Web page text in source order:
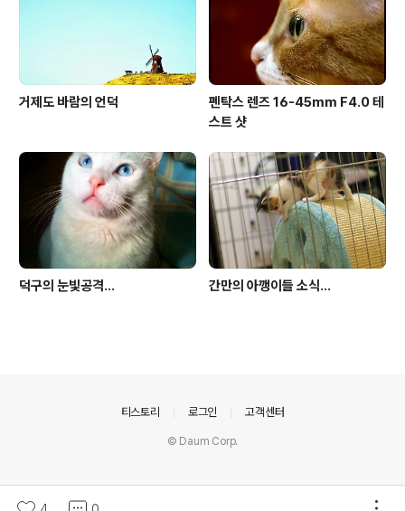
거제도 바람의 언덕
펜탁스 렌즈 16-45mm F4.0 테
스트 샷
덕구의 눈빛공격... 간만의 아깽이들 소식...
티스토리 로그인 고객센터
© Daum Corp.